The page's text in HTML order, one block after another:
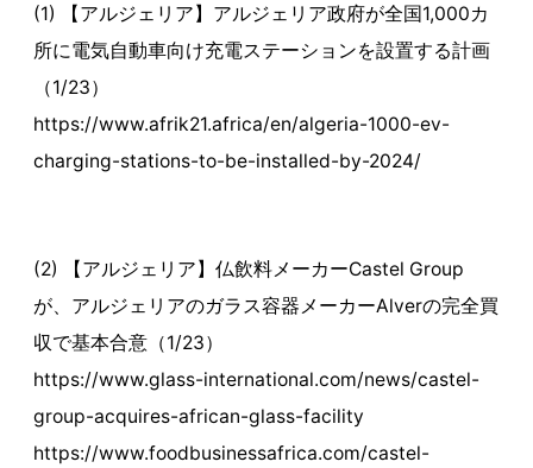
(1) 【アルジェリア】アルジェリア政府が全国1,000カ
所に電気自動車向け充電ステーションを設置する計画
（1/23）
https://www.afrik21.africa/en/algeria-1000-ev-
charging-stations-to-be-installed-by-2024/
(2) 【アルジェリア】仏飲料メーカーCastel Group
が、アルジェリアのガラス容器メーカーAlverの完全買
収で基本合意（1/23）
https://www.glass-international.com/news/castel-
group-acquires-african-glass-facility
https://www.foodbusinessafrica.com/castel-